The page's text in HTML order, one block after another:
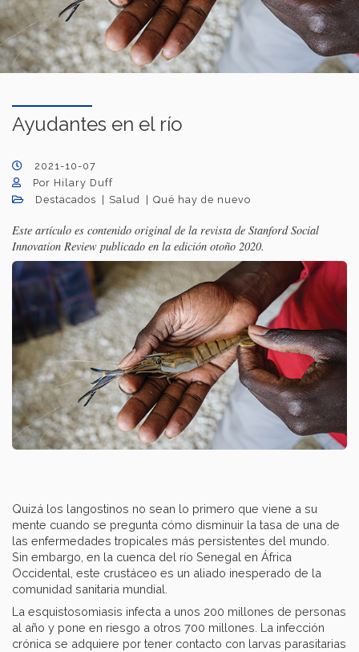
Ayudantes en el río
2021-10-07
Por Hilary Duff
Destacados
Salud Qué hay de nuevo
Este artículo es contenido original de la revista de Stanford Social
Innovation Review publicado en la edición otoño 2020.
Quizá los langostinos no sean lo primero que viene a su
mente cuando se pregunta cómo disminuir la tasa de una de
las enfermedades tropicales más persistentes del mundo.
Sin embargo, en la cuenca del río Senegal en África
Occidental, este crustáceo es un aliado inesperado de la
comunidad sanitaria mundial.
La esquistosomiasis infecta a unos 200 millones de personas
al año y pone en riesgo a otros 700 millones. La infección
crónica se adquiere por tener contacto con larvas parasitarias